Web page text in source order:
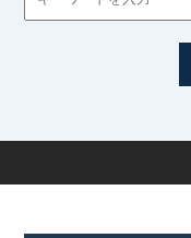
会社の指定医による